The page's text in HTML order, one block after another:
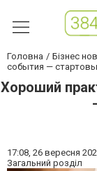
Головна Бізнес
события —
Хороший
17:08, 26 вересня
Загальний розділ